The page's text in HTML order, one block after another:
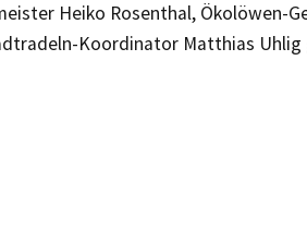
Heiko Rosenthal, Ökolöwen-
Koordinator Matthias Uhlig